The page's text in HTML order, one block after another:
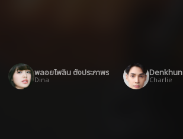
พลอยไพลิน ตั้งประภาพร
Dina Charlie